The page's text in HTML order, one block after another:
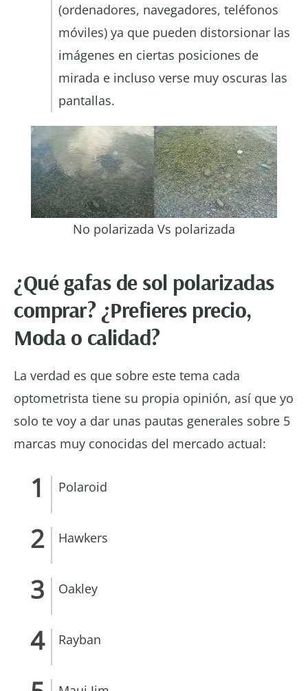
(ordenadores, navegadores, teléfonos
móviles) ya que pueden distorsionar las
imágenes en ciertas posiciones de
mirada e incluso verse muy oscuras las
pantallas.
No polarizada Vs polarizada
¿Qué gafas de sol polarizadas
comprar? ¿Prefieres precio,
Moda o calidad?
La verdad es que sobre este tema cada
optometrista tiene su propia opinión, así que yo
solo te voy a dar unas pautas generales sobre 5
marcas muy conocidas del mercado actual:
Polaroid
Hawkers
Oakley
Rayban